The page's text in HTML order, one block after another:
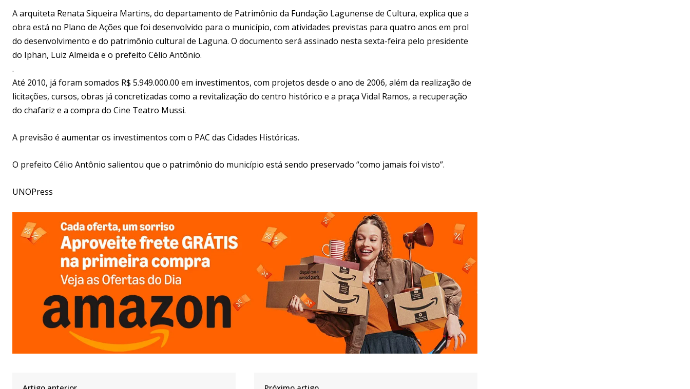
A arquiteta Renata Siqueira Martins, do departamento de Patrimônio da Fundação Lagunense de Cultura, explica que a
obra está no Plano de Ações que foi desenvolvido para o município, com atividades previstas para quatro anos em prol
do desenvolvimento e do patrimônio cultural de Laguna. O documento será assinado nesta sexta-feira pelo presidente
do Iphan, Luiz Almeida e o prefeito Célio Antônio.
.
Até 2010, já foram somados R$ 5.949.000.00 em investimentos, com projetos desde o ano de 2006, além da realização de
licitações, cursos, obras já concretizadas como a revitalização do centro histórico e a praça Vidal Ramos, a recuperação
do chafariz e a compra do Cine Teatro Mussi.
A previsão é aumentar os investimentos com o PAC das Cidades Históricas.
O prefeito Célio Antônio salientou que o patrimônio do município está sendo preservado “como jamais foi visto”.
UNOPress